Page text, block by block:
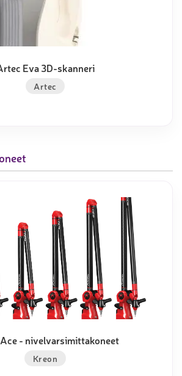
Eva 3D-skanneri
Artec
- nivelvarsimittakoneet
Kreon